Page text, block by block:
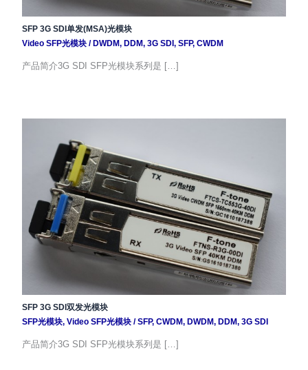
SFP 3G SDI单发(MSA)光模块
Video SFP光模块/ DWDM, DDM, 3G SDI , SFP, CWDM
产品简介3G SDI SFP光模块系列是 […]
SFP 3G SDI双发光模块
SFP光模块, Video SFP光模块/SFP, CWDM, DWDM, DDM, 3G SDI
产品简介3G SDI SFP光模块系列是 […]